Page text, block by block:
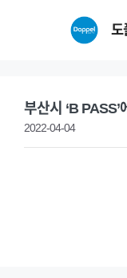
도
부산시 ‘B PASS’
2022-04-04